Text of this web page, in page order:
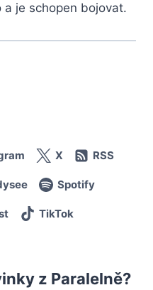
je schopen bojovat.
X RSS
Spotify
TikTok
z Paralelně?